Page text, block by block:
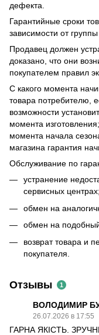
дефекта.
Гарантийные сроки
зависимости от
Продавец должен
доказано, что они
покупателем правил
С какого момента
товара потребителю,
возможности
момента
момента начала
магазина гарантия
Обслуживание по
устранение
сервисных центрах;
обмен на
обмен на
возврат товара и
покупателя.
Отзывы 1
ВОЛОДИМИР
26.07.2026 в 17:55
ГАРНА ЯКІСТЬ.